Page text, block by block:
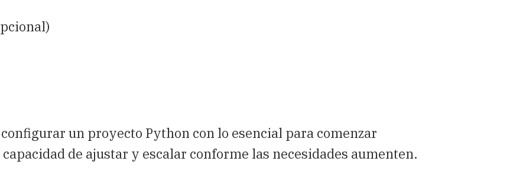
un proyecto Python con lo esencial para comenzar
de ajustar y escalar conforme las necesidades aumenten.